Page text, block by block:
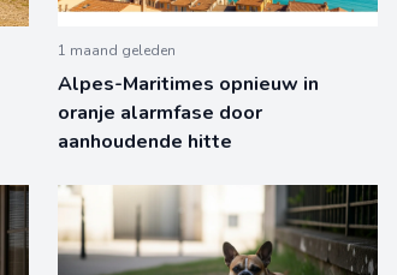
1 maand geleden
Alpes-Maritimes opnieuw in
oranje alarmfase door
aanhoudende hitte